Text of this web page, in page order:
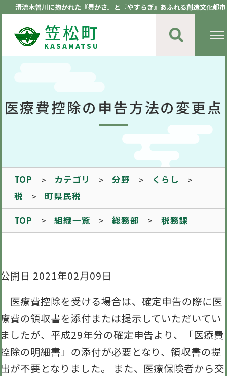
清流木曽川に抱かれた『豊かさ』と『やすらぎ』あふれる創造文化都市
笠松町
KASAMATSU
医療費控除の申告方法の変更点
TOP カテゴリ 分野
くらし
税
町県民税
TOP
組織一覧 総務部 税務課
公開日 2021年02月09日
医療費控除を受ける場合は、確定申告の際に医
療費の領収書を添付または提示していただいてい
ましたが、平成29年分の確定申告より、「医療費
控除の明細書」の添付が必要となり、領収書の提
出が不要となりました。 また、医療保険者から交